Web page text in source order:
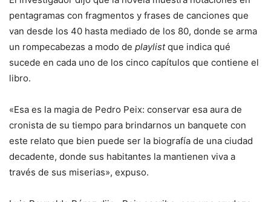
pentagramas con fragmentos y frases de canciones que
van desde los 40 hasta mediado de los 80, donde se arma
un rompecabezas a modo de playlistque indica qué
sucede en cada uno de los cinco capítulos que contiene el
libro.
«Esa es la magia de Pedro Peix: conservar esa aura de
cronista de su tiempo para brindarnos un banquete con
este relato que bien puede ser la biografía de una ciudad
decadente, donde sus habitantes la mantienen viva a
través de sus miserias», expuso.